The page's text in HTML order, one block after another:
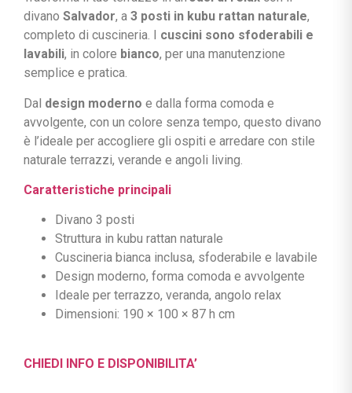
divano Salvador, a 3 posti in kubu rattan naturale,
completo di cuscineria. I cuscini sono sfoderabili e
lavabili, in colore bianco, per una manutenzione
semplice e pratica.
Dal design moderno e dalla forma comoda e
avvolgente, con un colore senza tempo, questo divano
è l’ideale per accogliere gli ospiti e arredare con stile
naturale terrazzi, verande e angoli living.
Caratteristiche principali
Divano 3 posti
Struttura in kubu rattan naturale
Cuscineria bianca inclusa, sfoderabile e lavabile
Design moderno, forma comoda e avvolgente
Ideale per terrazzo, veranda, angolo relax
Dimensioni: 190 × 100 × 87 h cm
CHIEDI INFO E DISPONIBILITA’